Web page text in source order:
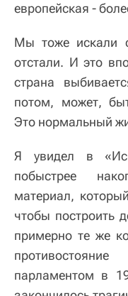
европейская -
Мы тоже искали
отстали. И это
страна
потом, может,
Это нормальный
Я увидел в
побыстрее
материал,
чтобы построить
примерно те же
парламентом в